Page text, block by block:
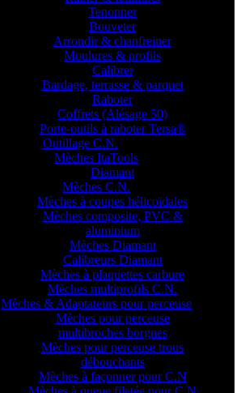
Tenonner
Bouveter
Arrondir & chanfreiner
Moulures & profils
Calibrer
Bardage, terrasse & parquet
Raboter
Coffrets (Alésage 50)
Porte-outils à raboter Tersa®
Outillage C.N.
Mèches ItaTools
Diamant
Mèches C.N.
Mèches à coupes hélicoïdales
Mèches composite, PVC &
aluminium
Mèches Diamant
Calibreurs Diamant
Mèches à plaquettes carbure
Mèches multiprofils C.N.
Mèches & Adaptateurs pour perceuse
Mèches pour perceuse
multibroches borgnes
Mèches pour perceuse trous
débouchants
Mèches à façonner pour C.N